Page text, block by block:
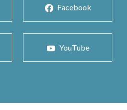
Facebook
YouTube